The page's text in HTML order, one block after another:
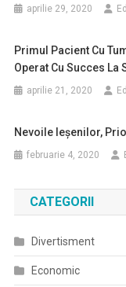
aprilie 29, 2020
Primul Pacient Cu
Operat Cu Succes
aprilie 21, 2020
Nevoile Ieşenilor,
februarie 4, 2020
CATEGORII
Divertisment
Economic